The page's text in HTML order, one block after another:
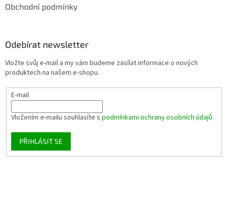
Obchodní podmínky
Odebírat newsletter
Vložte svůj e-mail a my vám budeme zasílat informace o nových
produktech na našem e-shopu.
E-mail
Vložením e-mailu souhlasíte s podmínkami ochrany osobních údajů
PŘIHLÁSIT SE